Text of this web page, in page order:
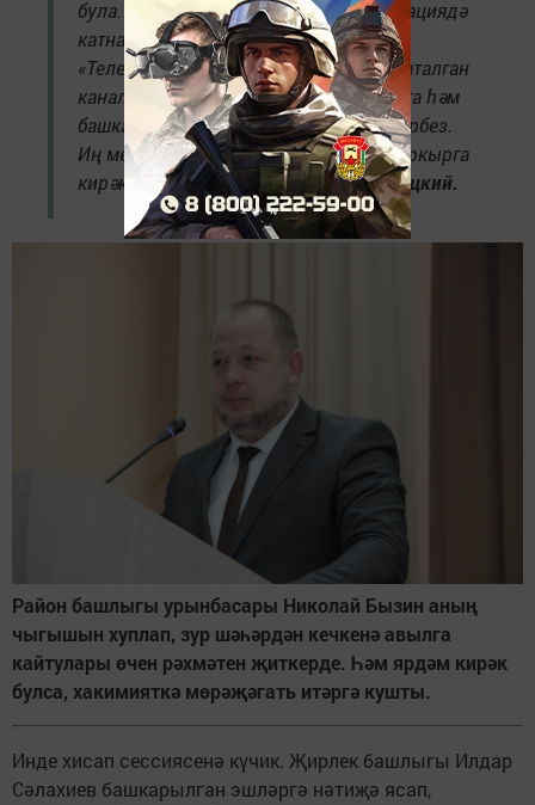
була. Ризыкларны махсус хәрби операциядә
катнашучыларга да җибәрдек. Аннан,
«Телеграм»да «Царская курочка» дип аталган
каналыбыз бар. Тәҗрибә уртаклашырга һәм
башкалардан өйрәнергә һәрвакыт әзербез.
Иң мөһиме – үз эшеңне башлаудан куркырга
кирәкми», –дип сөйләде Олег Свинцицкий.
Район башлыгы урынбасары Николай Бызин аның
чыгышын хуплап, зур шәһәрдән кечкенә авылга
кайтулары өчен рәхмәтен җиткерде. Һәм ярдәм кирәк
булса, хакимияткә мөрәҗәгать итәргә кушты.
Инде хисап сессиясенә күчик. Җирлек башлыгы Илдар
Сәлахиев башкарылган эшләргә нәтиҗә ясап,